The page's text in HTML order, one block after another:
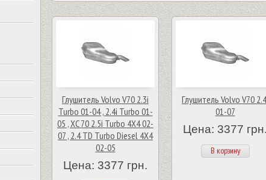
Глушитель Volvo V70 2.3i
Turbo 01-04 , 2.4i Turbo 01-
05 , XC 70 2.5i Turbo 4X4 02-
07 , 2.4 TD Turbo Diesel 4X4
02-05
Цена: 3377 грн.
Глушитель Volvo V70
01-07
Цена: 3377 грн.
В корзину